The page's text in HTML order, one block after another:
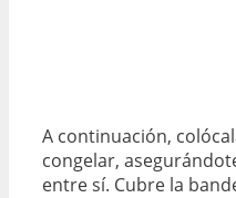
A continuación,
congelar,
entre sí. Cubre la